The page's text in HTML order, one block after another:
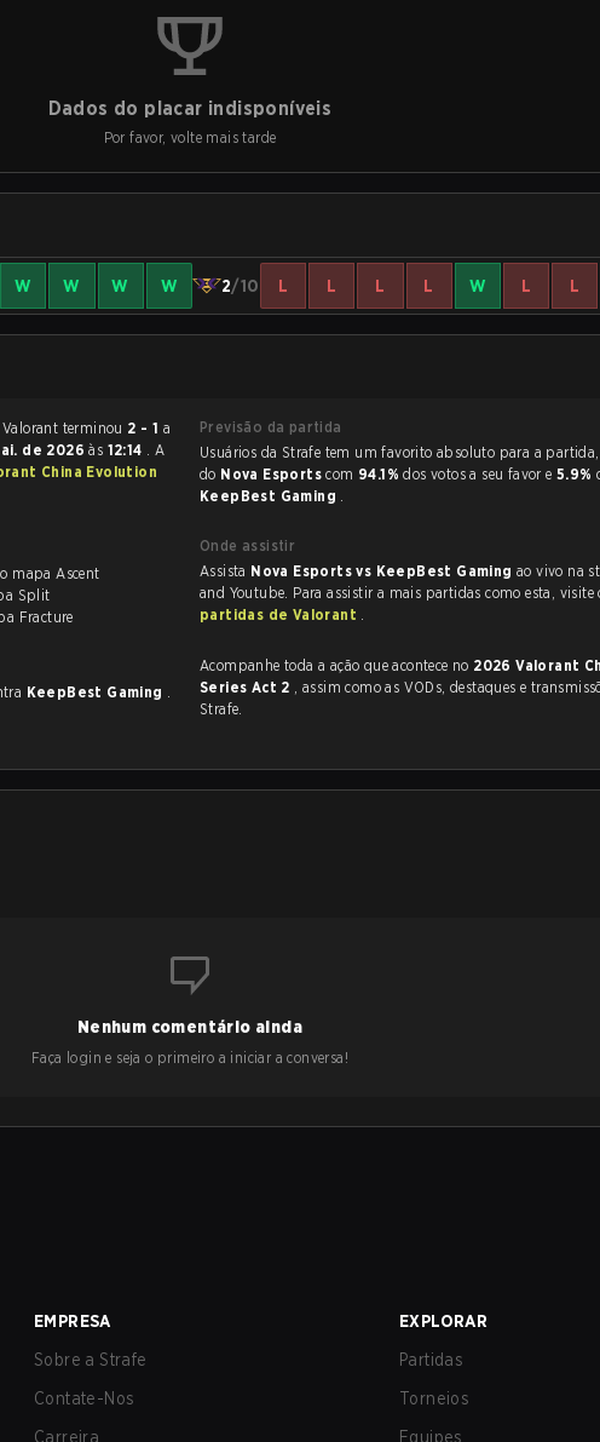
Dados do placar indisponíveis
Por favor, volte mais tarde
W W W W 2/10 L L L L W L L
A partida de Valorant terminou 2 - 1
de 2026às 12:14 . A
China Evolution
mapa Ascent
Split
Fracture
KeepBest Gaming .
Previsão da partida
Usuários da Strafe tem um favorito absoluto para a partida, e preveem a vitória
do Nova Esportscom 94.1%dos votos a seu favor e 5.9%
KeepBest Gaming .
Onde assistir
Assista Nova Esports vs KeepBest Gaming ao vivo na
and Youtube. Para assistir a mais partidas como esta, visite
partidas de Valorant .
Acompanhe toda a ação que acontece no 2026 Valorant
Series Act 2 , assim como as VODs, destaques e transmissões ao vivo, tudo na
Strafe.
Nenhum comentário ainda
Faça login e seja o primeiro a iniciar a conversa!
EMPRESA
Sobre a Strafe
Contate-Nos
Carreira
EXPLORAR
Partidas
Torneios
Equipes